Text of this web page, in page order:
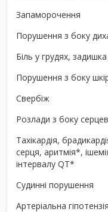
Запаморочення
Порушення з боку
Біль у грудях, задишка
Порушення з боку
Свербіж
Розлади з боку
Тахікардія,
серця, аритмія*,
інтервалу QT*
Судинні порушення
Артеріальна